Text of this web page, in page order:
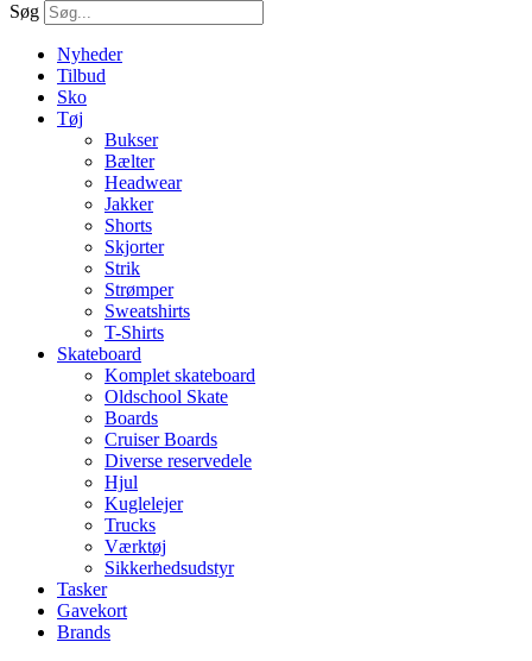
Søg
Nyheder
Tilbud
Sko
Tøj
Bukser
Bælter
Headwear
Jakker
Shorts
Skjorter
Strik
Strømper
Sweatshirts
T-Shirts
Skateboard
Komplet skateboard
Oldschool Skate
Boards
Cruiser Boards
Diverse reservedele
Hjul
Kuglelejer
Trucks
Værktøj
Sikkerhedsudstyr
Tasker
Gavekort
Brands